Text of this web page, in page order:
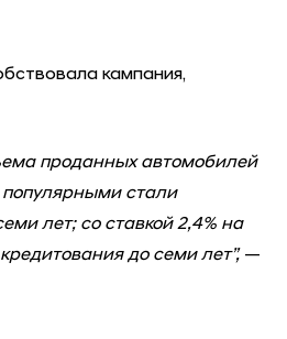
кампания,
проданных автомобилей
стали
лет; со ставкой 2,4% на
до семи лет”, —